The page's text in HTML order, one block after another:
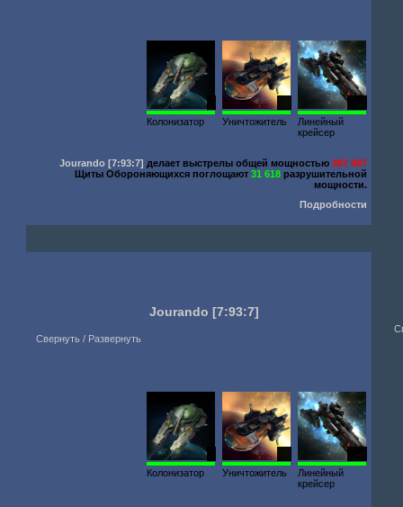
Колонизатор
Уничтожитель
Линейный
крейсер
Jourando [7:93:7] делает выстрелы общей мощностью387 487
Щиты Обороняющихся поглощают31 618 разрушительной
мощности.
Подробности
Jourando [7:93:7]
Свернуть / Развернуть
Колонизатор
Уничтожитель
Линейный
крейсер